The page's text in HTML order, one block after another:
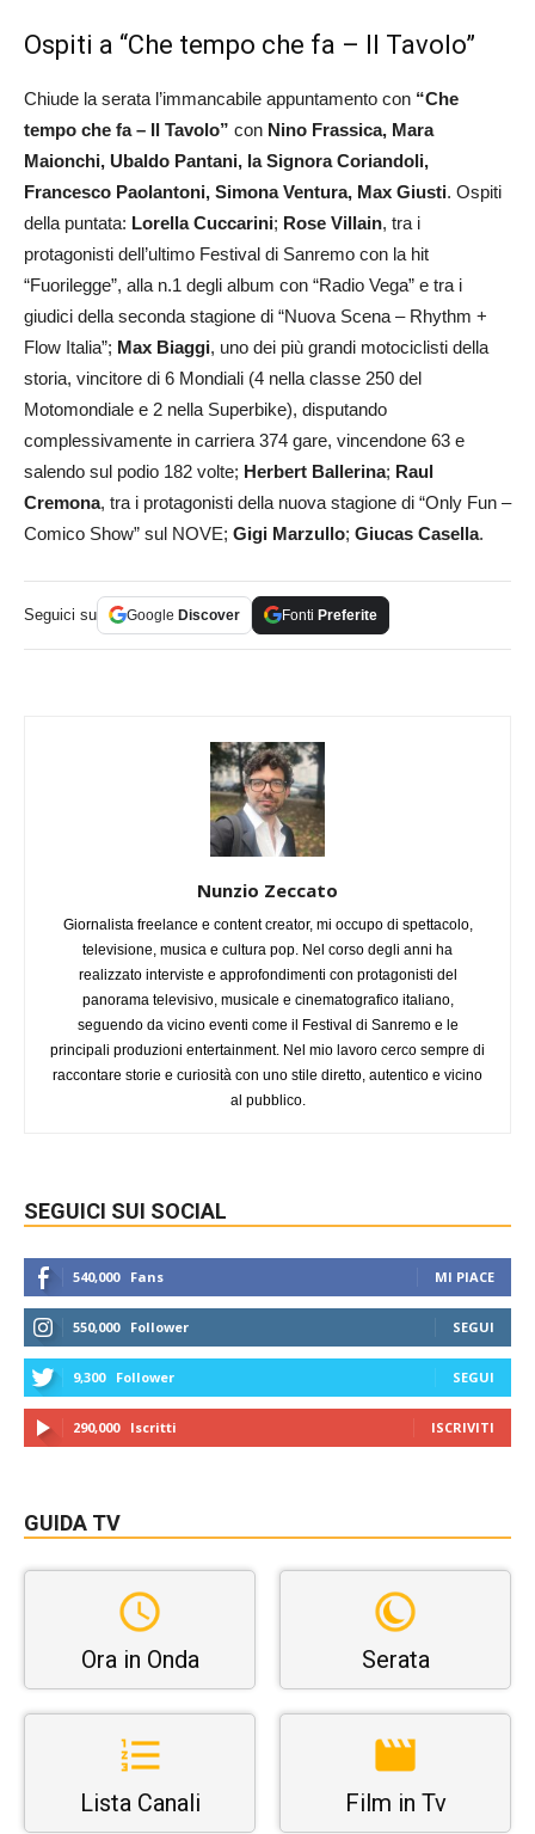
Ospiti a “Che tempo che fa – Il Tavolo”
Chiude la serata l’immancabile appuntamento con “Che
tempo che fa – Il Tavolo” con Nino Frassica, Mara
Maionchi, Ubaldo Pantani, la Signora Coriandoli,
Francesco Paolantoni, Simona Ventura, Max Giusti. Ospiti
della puntata: Lorella Cuccarini; Rose Villain, tra i
protagonisti dell’ultimo Festival di Sanremo con la hit
“Fuorilegge”, alla n.1 degli album con “Radio Vega” e tra i
giudici della seconda stagione di “Nuova Scena – Rhythm +
Flow Italia”; Max Biaggi, uno dei più grandi motociclisti della
storia, vincitore di 6 Mondiali (4 nella classe 250 del
Motomondiale e 2 nella Superbike), disputando
complessivamente in carriera 374 gare, vincendone 63 e
salendo sul podio 182 volte; Herbert Ballerina; Raul
Cremona, tra i protagonisti della nuova stagione di “Only Fun –
Comico Show” sul NOVE; Gigi Marzullo; Giucas Casella.
Seguici su Google Discover Fonti Preferite
Nunzio Zeccato
Giornalista freelance e content creator, mi occupo di spettacolo,
televisione, musica e cultura pop. Nel corso degli anni ha
realizzato interviste e approfondimenti con protagonisti del
panorama televisivo, musicale e cinematografico italiano,
seguendo da vicino eventi come il Festival di Sanremo e le
principali produzioni entertainment. Nel mio lavoro cerco sempre di
raccontare storie e curiosità con uno stile diretto, autentico e vicino
al pubblico.
SEGUICI SUI SOCIAL
540,000 Fans MI PIACE
550,000 Follower SEGUI
9,300 Follower SEGUI
290,000 Iscritti ISCRIVITI
GUIDA TV
Ora in Onda Serata
Lista Canali Film in Tv